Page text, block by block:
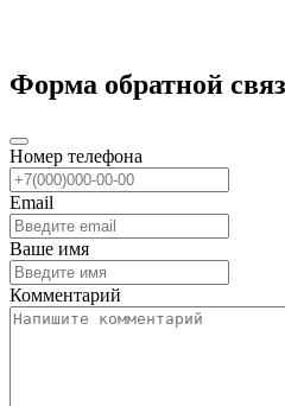
Форма обратной
Номер телефона
Email
Ваше имя
Комментарий